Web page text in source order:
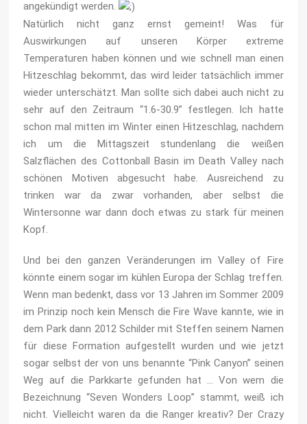
angekündigt werden.
Natürlich nicht ganz ernst gemeint! Was für
Auswirkungen auf unseren Körper extreme
Temperaturen haben können und wie schnell man einen
Hitzeschlag bekommt, das wird leider tatsächlich immer
wieder unterschätzt. Man sollte sich dabei auch nicht zu
sehr auf den Zeitraum “1.6-30.9” festlegen. Ich hatte
schon mal mitten im Winter einen Hitzeschlag, nachdem
ich um die Mittagszeit stundenlang die weißen
Salzflächen des Cottonball Basin im Death Valley nach
schönen Motiven abgesucht habe. Ausreichend zu
trinken war da zwar vorhanden, aber selbst die
Wintersonne war dann doch etwas zu stark für meinen
Kopf.
Und bei den ganzen Veränderungen im Valley of Fire
könnte einem sogar im kühlen Europa der Schlag treffen.
Wenn man bedenkt, dass vor 13 Jahren im Sommer 2009
im Prinzip noch kein Mensch die Fire Wave kannte, wie in
dem Park dann 2012 Schilder mit Steffen seinem Namen
für diese Formation aufgestellt wurden und wie jetzt
sogar selbst der von uns benannte “Pink Canyon” seinen
Weg auf die Parkkarte gefunden hat … Von wem die
Bezeichnung “Seven Wonders Loop” stammt, weiß ich
nicht. Vielleicht waren da die Ranger kreativ? Der Crazy